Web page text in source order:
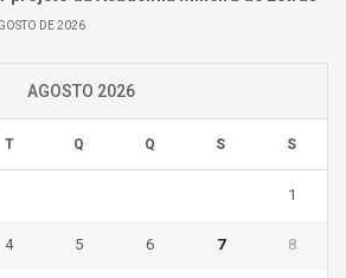
DE 2026
AGOSTO 2026
T Q Q S S
1
4 5 6 7 8